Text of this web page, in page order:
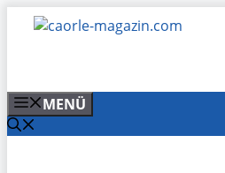
Zum
Inhalt
MENÜ